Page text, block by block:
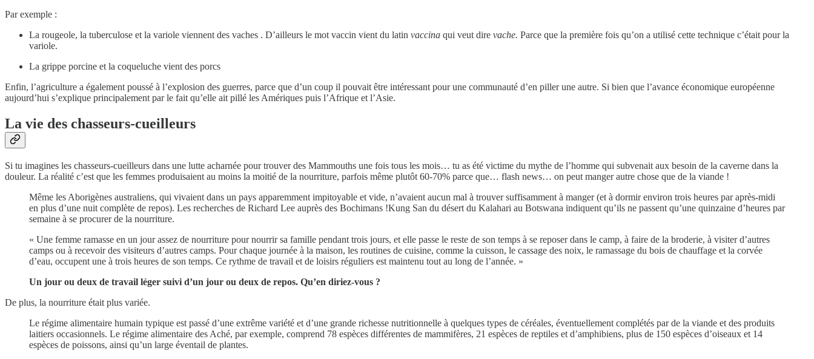
Par exemple :
La rougeole, la tuberculose et la variole viennent des vaches . D’ailleurs le mot vaccin vient du latin vaccina qui veut dire vache. Parce que la première fois qu’on a utilisé cette technique c’était pour la
variole.
La grippe porcine et la coqueluche vient des porcs
Enfin, l’agriculture a également poussé à l’explosion des guerres, parce que d’un coup il pouvait être intéressant pour une communauté d’en piller une autre. Si bien que l’avance économique européenne
aujourd’hui s’explique principalement par le fait qu’elle ait pillé les Amériques puis l’Afrique et l’Asie.
La vie des chasseurs-cueilleurs
Si tu imagines les chasseurs-cueilleurs dans une lutte acharnée pour trouver des Mammouths une fois tous les mois… tu as été victime du mythe de l’homme qui subvenait aux besoin de la caverne dans la
douleur. La réalité c’est que les femmes produisaient au moins la moitié de la nourriture, parfois même plutôt 60-70% parce que… flash news… on peut manger autre chose que de la viande !
Même les Aborigènes australiens, qui vivaient dans un pays apparemment impitoyable et vide, n’avaient aucun mal à trouver suffisamment à manger (et à dormir environ trois heures par après-midi
en plus d’une nuit complète de repos). Les recherches de Richard Lee auprès des Bochimans !Kung San du désert du Kalahari au Botswana indiquent qu’ils ne passent qu’une quinzaine d’heures par
semaine à se procurer de la nourriture.
« Une femme ramasse en un jour assez de nourriture pour nourrir sa famille pendant trois jours, et elle passe le reste de son temps à se reposer dans le camp, à faire de la broderie, à visiter d’autres
camps ou à recevoir des visiteurs d’autres camps. Pour chaque journée à la maison, les routines de cuisine, comme la cuisson, le cassage des noix, le ramassage du bois de chauffage et la corvée
d’eau, occupent une à trois heures de son temps. Ce rythme de travail et de loisirs réguliers est maintenu tout au long de l’année. »
Un jour ou deux de travail léger suivi d’un jour ou deux de repos. Qu’en diriez-vous ?
De plus, la nourriture était plus variée.
Le régime alimentaire humain typique est passé d’une extrême variété et d’une grande richesse nutritionnelle à quelques types de céréales, éventuellement complétés par de la viande et des produits
laitiers occasionnels. Le régime alimentaire des Aché, par exemple, comprend 78 espèces différentes de mammifères, 21 espèces de reptiles et d’amphibiens, plus de 150 espèces d’oiseaux et 14
espèces de poissons, ainsi qu’un large éventail de plantes.